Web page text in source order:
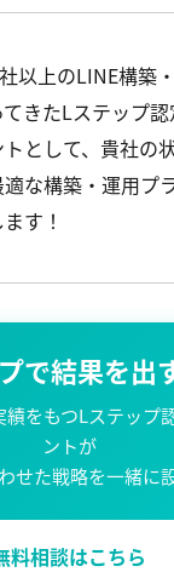
以上のLINE構築
きたLステップ
として、貴社の
適な構築・運用プ
す！
で結果を出
をもつLステップ
ントが
せた戦略を一緒に
料相談はこちら